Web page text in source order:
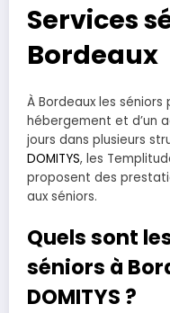
Services
Bordeaux
À Bordeaux les
hébergement et d’un
jours dans plusieurs
DOMITYS, les
proposent des
aux séniors.
Quels sont
séniors à
DOMITYS ?